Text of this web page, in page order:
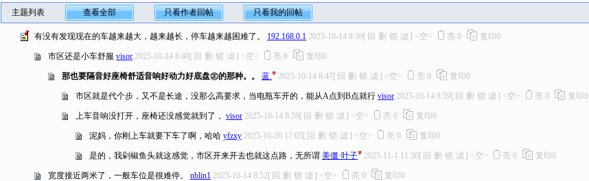
主题列表 查看全部 只看作者回帖 只看我的回帖
有没有发现现在的车越来越大，越来越长，停车越来越困难了。 192.168.0.1 2025-10-14 8:39[ 回 删 锁 滤 ] <空> 亮 0 复印0
市区还是小车舒服 visor 2025-10-14 8:40[ 回 删 锁 滤 ] <空> 亮 0 复印0
那也要隔音好座椅舒适音响好动力好底盘㊣的那种。。 蓝. 2025-10-14 8:47[ 回 删 锁 滤 ] <空> 亮 0 复印0
市区就是代个步，又不是长途，没那么高要求，当电瓶车开的，能从A点到B点就行 visor 2025-10-14 8:59[ 回 删 锁 滤 ] <空> 亮 0 复印0
上车音响没打开，座椅还没感觉就到了， visor 2025-10-14 8:59[ 回 删 锁 滤 ] <空> 亮 0 复印0
泥妈，你刚上车就要下车了啊，哈哈 yfzxy 2025-10-20 17:05[ 回 删 锁 滤 ] <空> 亮 0 复印0
是的，我剁椒鱼头就这感觉，市区开来开去也就这点路，无所谓 美僵·叶子 2025-11-1 11:30[ 回 删 锁 滤 ] <空> 亮 0 复印0
宽度接近两米了，一般车位是很难停。 nblin1 2025-10-14 8:52 [ 回 删 锁 滤 ] <空> 亮 0 复印0